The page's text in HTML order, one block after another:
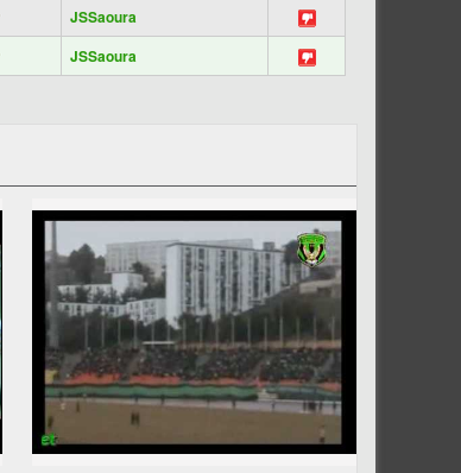
JSSaoura
JSSaoura